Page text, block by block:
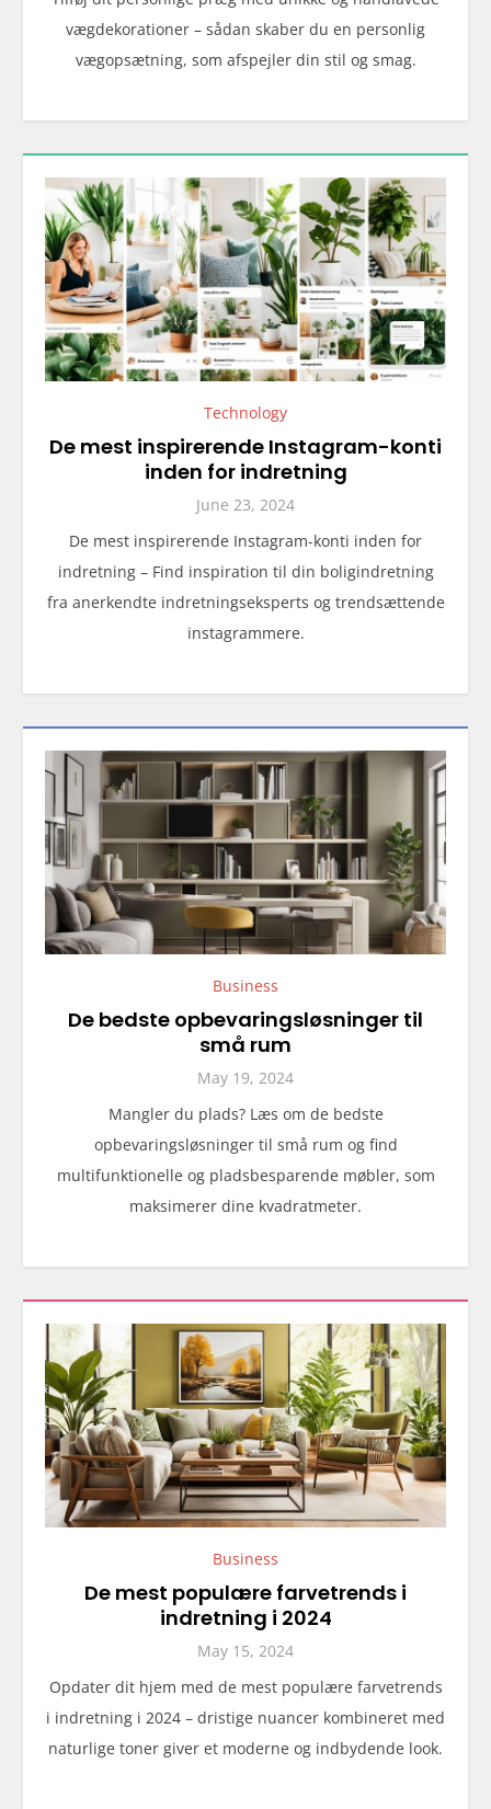
vægdekorationer – sådan skaber du en personlig
vægopsætning, som afspejler din stil og smag.
Technology
De mest inspirerende Instagram-konti
inden for indretning
June 23, 2024
De mest inspirerende Instagram-konti inden for
indretning – Find inspiration til din boligindretning
fra anerkendte indretningseksperts og trendsættende
instagrammere.
Business
De bedste opbevaringsløsninger til
små rum
May 19, 2024
Mangler du plads? Læs om de bedste
opbevaringsløsninger til små rum og find
multifunktionelle og pladsbesparende møbler, som
maksimerer dine kvadratmeter.
Business
De mest populære farvetrends i
indretning i 2024
May 15, 2024
Opdater dit hjem med de mest populære farvetrends
i indretning i 2024 – dristige nuancer kombineret med
naturlige toner giver et moderne og indbydende look.